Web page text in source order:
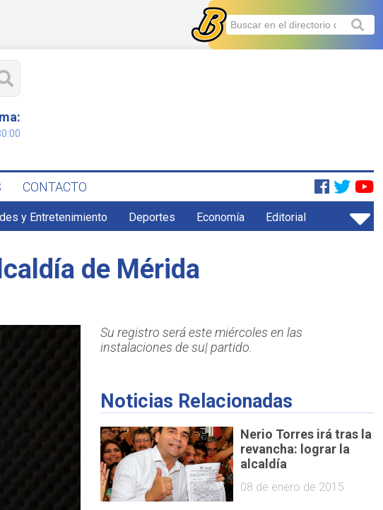
CONTACTO
y Entretenimiento Deportes Economía Editorial
de Mérida
Su registro será este miércoles en las
instalaciones de su| partido.
Noticias Relacionadas
Nerio Torres irá tras la
revancha: lograr la
alcaldía
08 de enero de 2015